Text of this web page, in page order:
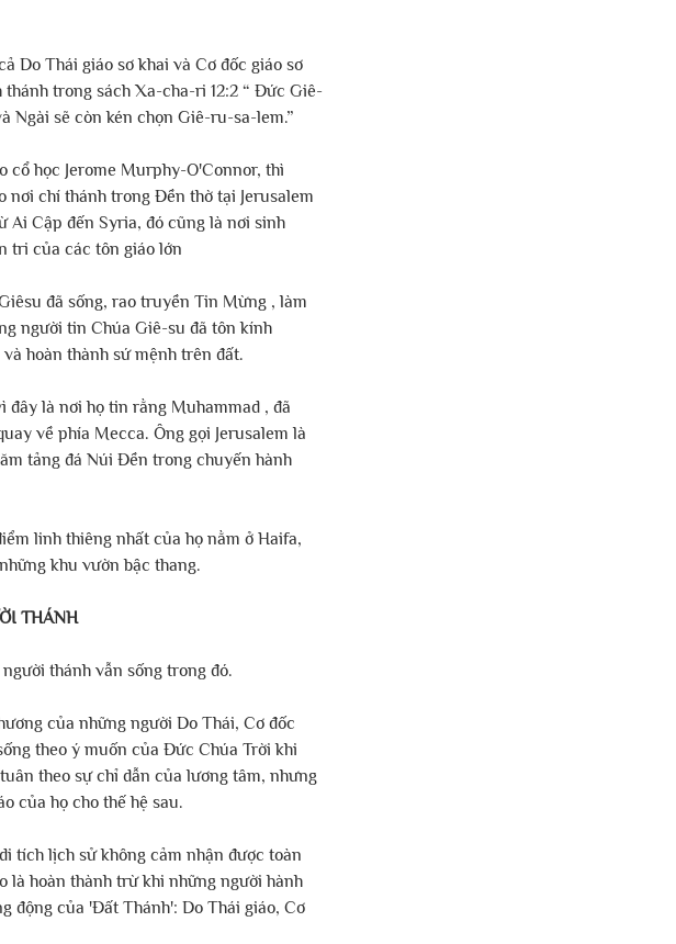
Do Thái giáo sơ khai và Cơ đốc giáo sơ
trong sách Xa-cha-ri 12:2 “ Đức Giê-
Ngài sẽ còn kén chọn Giê-ru-sa-lem.”
cổ học Jerome Murphy-O'Connor, thì
nơi chí thánh trong Đền thờ tại Jerusalem
Ai Cập đến Syria, đó cũng là nơi sinh
tri của các tôn giáo lớn
đã sống, rao truyền Tin Mừng , làm
người tin Chúa Giê-su đã tôn kính
hoàn thành sứ mệnh trên đất.
đây là nơi họ tin rằng Muhammad , đã
về phía Mecca. Ông gọi Jerusalem là
tảng đá Núi Đền trong chuyến hành
linh thiêng nhất của họ nằm ở Haifa,
khu vườn bậc thang.
THÁNH
thánh vẫn sống trong đó.
của những người Do Thái, Cơ đốc
theo ý muốn của Đức Chúa Trời khi
theo sự chỉ dẫn của lương tâm, nhưng
của họ cho thế hệ sau.
tích lịch sử không cảm nhận được toàn
là hoàn thành trừ khi những người hành
động của 'Đất Thánh': Do Thái giáo, Cơ